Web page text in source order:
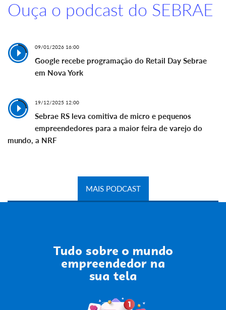
Ouça o podcast do SEBRAE
09/01/2026 16:00
Google recebe programação do Retail Day Sebrae
em Nova York
19/12/2025 12:00
Sebrae RS leva comitiva de micro e pequenos
empreendedores para a maior feira de varejo do
mundo, a NRF
MAIS PODCAST